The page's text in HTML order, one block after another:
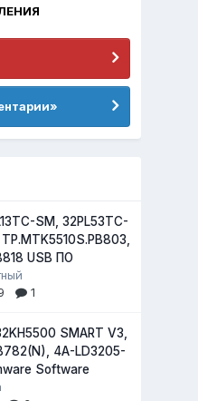
SM, 32PL53TC-
USB ПО
1
SMART V3,
4A-LD3205-
Software